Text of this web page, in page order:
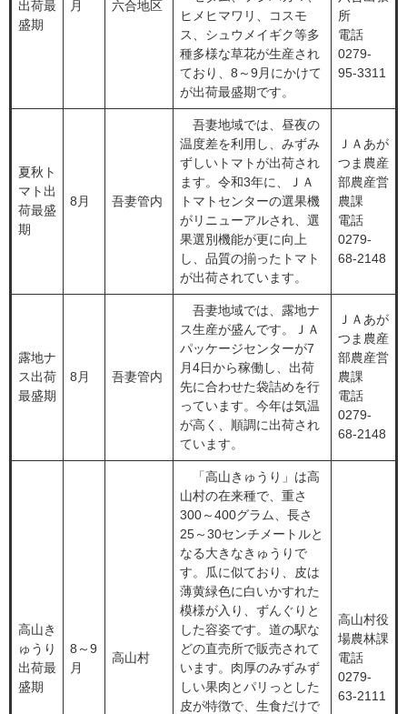
出荷最
盛期
月
六合地区
ヒメヒマワリ、コスモ
ス、シュウメイギク等多
種多様な草花が生産され
ており、8～9月にかけて
が出荷最盛期です。
所
電話
0279-
95-3311
夏秋ト
マト出
荷最盛
期
8月 吾妻管内
吾妻地域では、昼夜の
温度差を利用し、みずみ
ずしいトマトが出荷され
ます。令和3年に、ＪＡ
トマトセンターの選果機
がリニューアルされ、選
果選別機能が更に向上
し、品質の揃ったトマト
が出荷されています。
ＪＡあが
つま農産
部農産営
農課
電話
0279-
68-2148
露地ナ
ス出荷
最盛期
8月 吾妻管内
吾妻地域では、露地ナ
ス生産が盛んです。ＪＡ
パッケージセンターが7
月4日から稼働し、出荷
先に合わせた袋詰めを行
っています。今年は気温
が高く、順調に出荷され
ています。
ＪＡあが
つま農産
部農産営
農課
電話
0279-
68-2148
高山き
ゅうり
出荷最
盛期
8～9
月
高山村
「高山きゅうり」は高
山村の在来種で、重さ
300～400グラム、長さ
25～30センチメートルと
なる大きなきゅうりで
す。瓜に似ており、皮は
薄黄緑色に白いかすれた
模様が入り、ずんぐりと
した容姿です。道の駅な
どの直売所で販売されて
います。肉厚のみずみず
しい果肉とパリっとした
皮が特徴で、生食だけで
高山村役
場農林課
電話
0279-
63-2111